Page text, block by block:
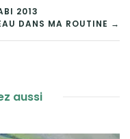
2013
DANS MA ROUTINE →
aussi